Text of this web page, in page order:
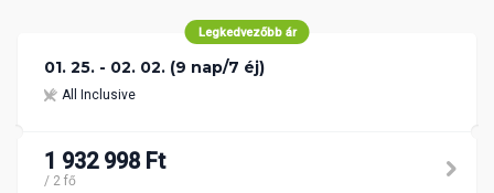
Legkedvezőbb ár
01. 25. - 02. 02. (9 nap/7 éj)
All Inclusive
1 932 998 Ft
/ 2 fő